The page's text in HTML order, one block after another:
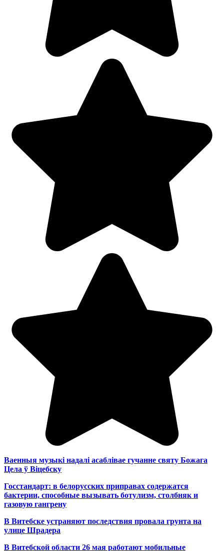
Ваенныя музыкі надалі асаблівае гучанне святу Божага
Цела ў Віцебску
Госстандарт: в белорусских приправах содержатся
бактерии, способные вызывать ботулизм, столбняк и
газовую гангрену
В Витебске устраняют последствия провала грунта на
улице Шрадера
В Витебской области 26 мая работают мобильные